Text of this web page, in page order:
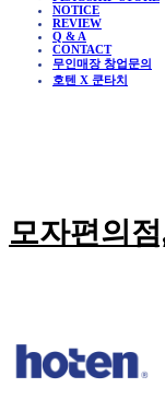
NOTICE
REVIEW
Q & A
CONTACT
무인매장 창업문의
호텐 X 쿤타치
모자편의